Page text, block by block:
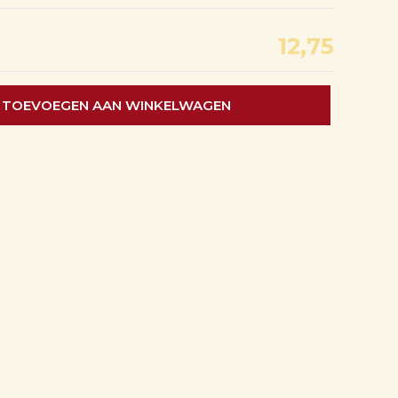
12,75
TOEVOEGEN AAN WINKELWAGEN